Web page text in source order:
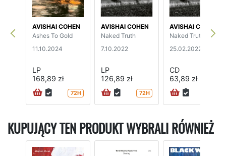
AVISHAI COHEN
Ashes To Gold
11.10.2024
LP
168,89 zł
72H
AVISHAI COHEN
Naked Truth
7.10.2022
LP
126,89 zł
72H
AVISHAI COHEN
Naked Truth
25.02.2022
CD
63,89 zł
KUPUJĄCY TEN PRODUKT WYBRALI RÓWNIEŻ